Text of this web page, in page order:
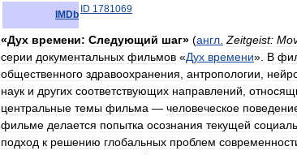
IMDb ID 1781069
«Дух времени: Следующий шаг» (англ Zeitgeist:
серии документальных фильмов «Дух времени». В
общественного здравоохранения антропологии
наук и других соответствующих направлений
центральные темы фильма — человеческое
фильме делается попытка осознания текущей
подход к решению глобальных проблем